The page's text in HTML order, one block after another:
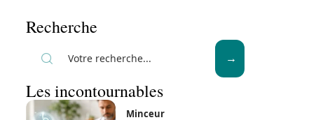
Recherche
Les incontournables
Minceur